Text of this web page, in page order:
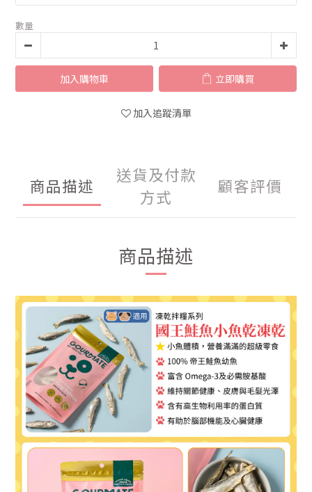
數量
加入購物車 立即購買
加入追蹤清單
商品描述
送貨及付款
方式
顧客評價
商品描述